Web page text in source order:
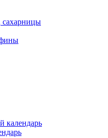
календарь